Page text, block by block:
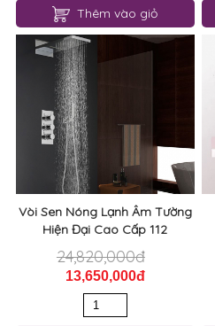
Thêm vào giỏ
Vòi Sen Nóng Lạnh Âm Tường
Hiện Đại Cao Cấp 112
24,820,000đ
13,650,000đ